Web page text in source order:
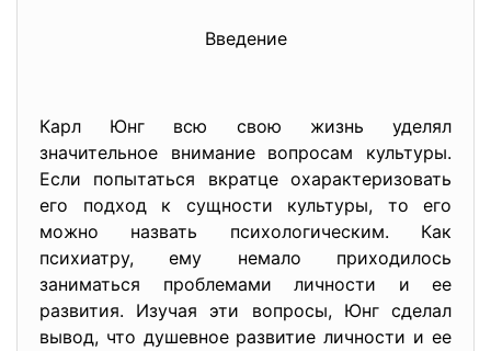
Введение
Карл Юнг всю свою жизнь уделял
значительное внимание вопросам культуры.
Если попытаться вкратце охарактеризовать
его подход к сущности культуры, то его
можно назвать психологическим. Как
психиатру, ему немало приходилось
заниматься проблемами личности и ее
развития. Изучая эти вопросы, Юнг сделал
вывод, что душевное развитие личности и ее